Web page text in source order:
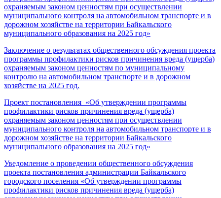
охраняемым законом ценностям при осуществлении
муниципального контроля на автомобильном транспорте и в
дорожном хозяйстве на территории Байкальского
муниципального образования на 2025 год»
Заключение о результатах общественного обсуждения проекта
программы профилактики рисков причинения вреда (ущерба)
охраняемым законом ценностям по муниципальному
контролю на автомобильном транспорте и в дорожном
хозяйстве на 2025 год.
Проект постановления «Об утверждении программы
профилактики рисков причинения вреда (ущерба)
охраняемым законом ценностям при осуществлении
муниципального контроля на автомобильном транспорте и в
дорожном хозяйстве на территории Байкальского
муниципального образования на 2025 год»
Уведомление о проведении общественного обсуждения
проекта постановления администрации Байкальского
городского поселения «Об утверждении программы
профилактики рисков причинения вреда (ущерба)